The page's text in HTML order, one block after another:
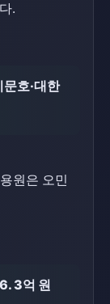
.
호·대한
원은 오민
3억 원